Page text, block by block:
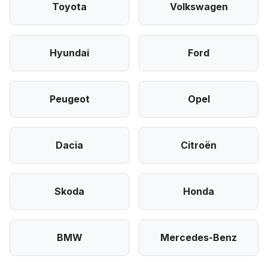
Toyota Volkswagen
Hyundai Ford
Peugeot Opel
Dacia Citroën
Skoda Honda
BMW Mercedes-Benz